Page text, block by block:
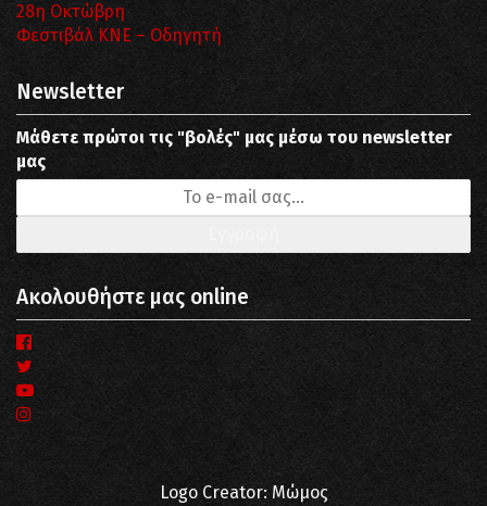
28η Οκτώβρη
Φεστιβάλ ΚΝΕ – Οδηγητή
Newsletter
Μάθετε πρώτοι τις "βολές" μας μέσω του newsletter
μας
Ακολουθήστε μας online
Logo Creator: Μώμος